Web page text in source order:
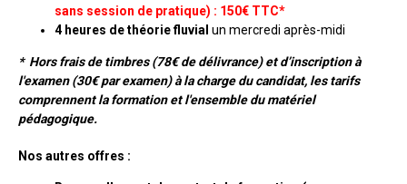
sans session de pratique) : 150€ TTC*
4 heures de théorie fluvial un mercredi après-midi
* Hors frais de timbres (78€ de délivrance) et d’inscription à
l'examen (30€ par examen) à la charge du candidat, les tarifs
comprennent la formation et l'ensemble du matériel
pédagogique.
Nos autres offres :